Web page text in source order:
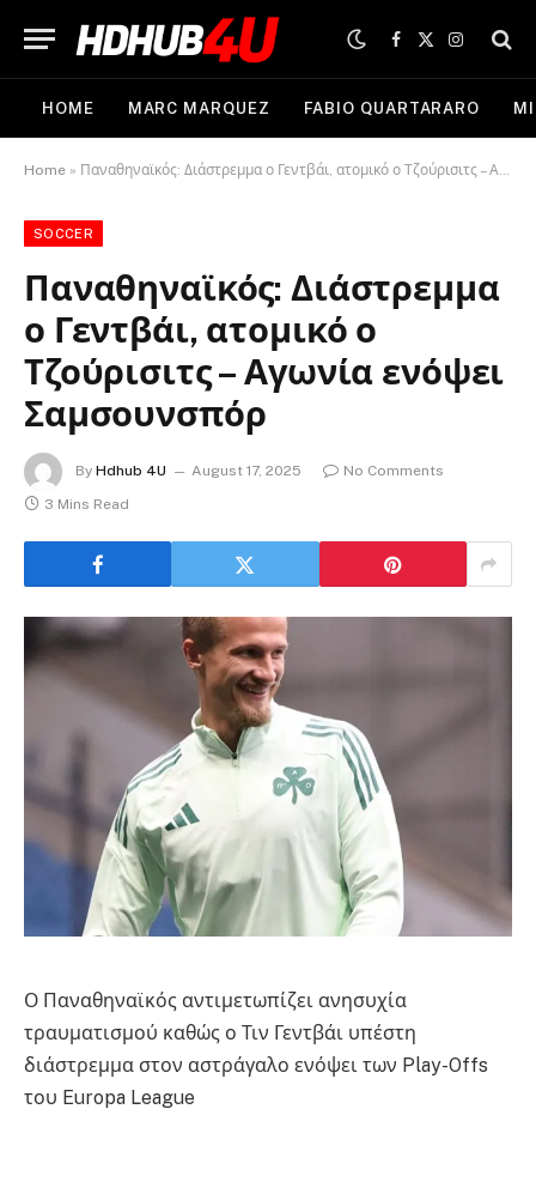
Facebook
X
(Twitter)
Instagram
HOME MARC MARQUEZ FABIO QUARTARARO
Home » Παναθηναϊκός: Διάστρεμμα ο Γεντβάι, ατομικό ο Τζούρισιτς – Αγωνία ενόψει Σαμσουνσπόρ
SOCCER
Παναθηναϊκός: Διάστρεμμα
ο Γεντβάι, ατομικό ο
Τζούρισιτς – Αγωνία ενόψει
Σαμσουνσπόρ
By Hdhub 4U August 17, 2025
No Comments
3 Mins Read
Ο Παναθηναϊκός αντιμετωπίζει ανησυχία
τραυματισμού καθώς ο Τιν Γεντβάι υπέστη
διάστρεμμα στον αστράγαλο ενόψει των Play-Offs
του Europa League